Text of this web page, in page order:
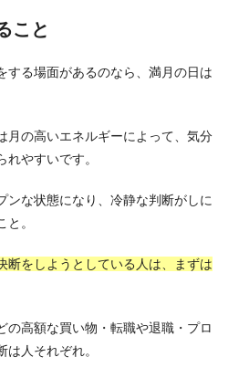
こと
する場面があるのなら、満月の日は
月の高いエネルギーによって、気分
やすいです。
ンな状態になり、冷静な判断がしに
。
断をしようとしている人は、まずは
の高額な買い物・転職や退職・プロ
人それぞれ。